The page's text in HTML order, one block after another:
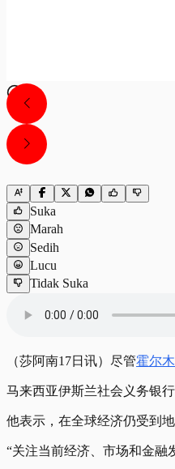
Suka
Marah
Sedih
Lucu
Tidak Suka
（莎阿南17日讯）尽管霍尔
马来西亚伊斯兰社会义务银
他表示，在全球经济仍受到
“关注当前经济、市场和金融